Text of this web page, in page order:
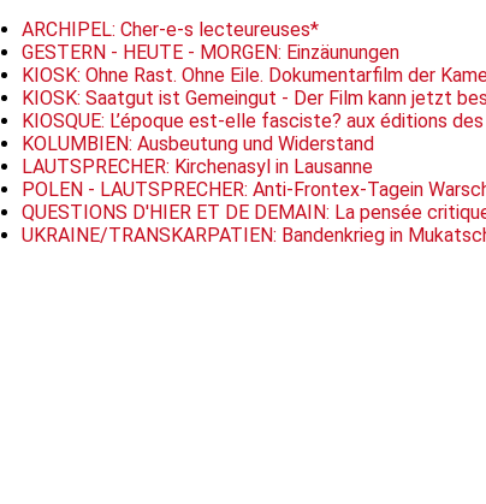
ARCHIPEL: Cher-e-s lecteureuses*
GESTERN - HEUTE - MORGEN: Einzäunungen
KIOSK: Ohne Rast. Ohne Eile. Dokumentarfilm der
KIOSK: Saatgut ist Gemeingut - Der Film kann jetzt
KIOSQUE: L’époque est-elle fasciste? aux éditions
KOLUMBIEN: Ausbeutung und Widerstand
LAUTSPRECHER: Kirchenasyl in Lausanne
POLEN - LAUTSPRECHER: Anti-Frontex-Tagein
QUESTIONS D'HIER ET DE DEMAIN: La pensée
UKRAINE/TRANSKARPATIEN: Bandenkrieg in